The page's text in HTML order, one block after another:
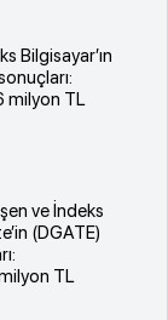
Bilgisayar’ın
milyon TL
ve İndeks
(DGATE)
TL